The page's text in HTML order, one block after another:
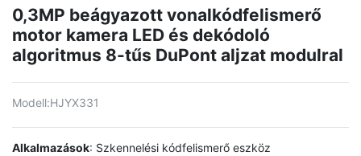
0,3MP beágyazott vonalkódfelismerő
motor kamera LED és dekódoló
algoritmus 8-tűs DuPont aljzat modulral
Modell:HJYX331
Alkalmazások: Szkennelési kódfelismerő eszköz